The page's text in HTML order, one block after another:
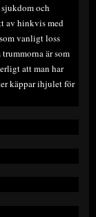
och
av hinkvis med
vanligt loss
är som
att man har
käppar ihjulet för